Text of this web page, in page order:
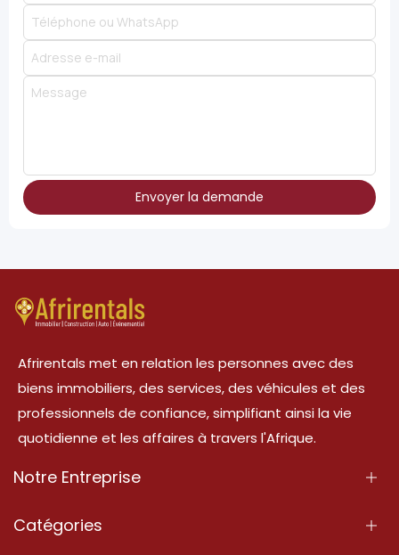
Envoyer la demande
Afrirentals met en relation les personnes avec des
biens immobiliers, des services, des véhicules et des
professionnels de confiance, simplifiant ainsi la vie
quotidienne et les affaires à travers l'Afrique.
Notre Entreprise
À Propos
Catégories